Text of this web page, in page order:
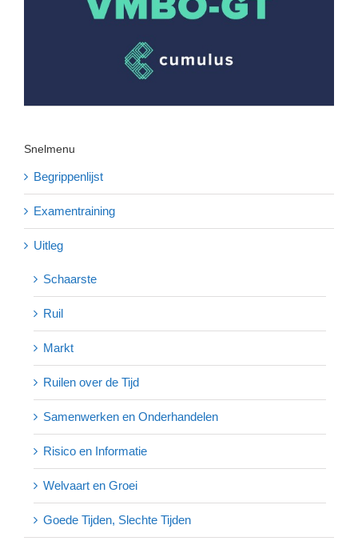
Snelmenu
Begrippenlijst
Examentraining
Uitleg
Schaarste
Ruil
Markt
Ruilen over de Tijd
Samenwerken en Onderhandelen
Risico en Informatie
Welvaart en Groei
Goede Tijden, Slechte Tijden